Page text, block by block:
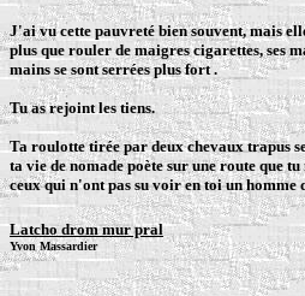
J'ai vu cette pauvreté bien souvent, mais
plus que rouler de maigres cigarettes, ses
mains se sont serrées plus fort .
Tu as rejoint les tiens.
Ta roulotte tirée par deux chevaux trapus
ta vie de nomade poète sur une route que
ceux qui n'ont pas su voir en toi un
Latcho drom mur pral
Yvon Massardier